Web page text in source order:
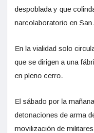
despoblada y que
narcolaboratorio en
En la vialidad solo
que se dirigen a una
en pleno cerro.
El sábado por la
detonaciones de arma
movilización de